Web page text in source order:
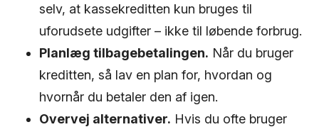
selv, at kassekreditten kun bruges til
uforudsete udgifter – ikke til løbende forbrug.
Planlæg tilbagebetalingen. Når du bruger
kreditten, så lav en plan for, hvordan og
hvornår du betaler den af igen.
Overvej alternativer. Hvis du ofte bruger